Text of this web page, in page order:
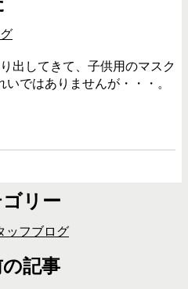
出してきて、子供用のマスク
ではありませんが・・・。
リー
ッフブログ
記事